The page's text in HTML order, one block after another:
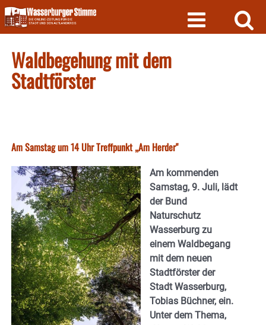
Skip
to
content
Waldbegehung mit dem
Stadtförster
Am Samstag um 14 Uhr Treffpunkt „Am Herder"
Am kommenden
Samstag, 9. Juli, lädt
der Bund
Naturschutz
Wasserburg zu
einem Waldbegang
mit dem neuen
Stadtförster der
Stadt Wasserburg,
Tobias Büchner, ein.
Unter dem Thema,